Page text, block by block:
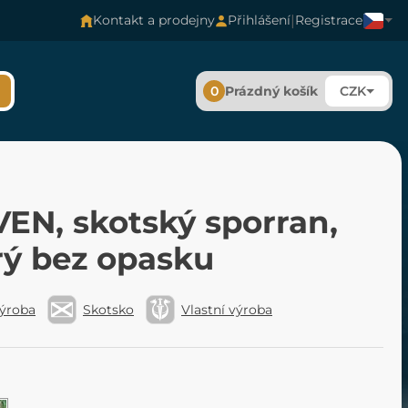
Kontakt a prodejny Přihlášení|Registrace
0 Prázdný košík CZK
skotský sporran,
bez opasku
Skotsko Vlastní výroba